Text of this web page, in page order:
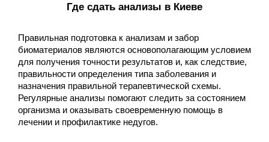
Где сдать анализы в Киеве
Правильная подготовка к анализам и забор
биоматериалов являются основополагающим условием
для получения точности результатов и, как следствие,
правильности определения типа заболевания и
назначения правильной терапевтической схемы.
Регулярные анализы помогают следить за состоянием
организма и оказывать своевременную помощь в
лечении и профилактике недугов.